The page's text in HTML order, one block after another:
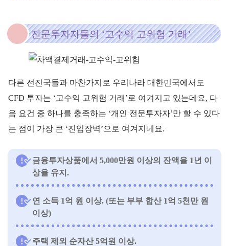
전문투자자들의 ‘고수익 고위험 거래’
다른 선진국들과 마찬가지로 우리나라 대한민국에서도
CFD 투자는 ‘고수익 고위험 거래’로 여겨지고 있는데요, 다
음 요건 중 하나를 충족하는 ‘개인 전문투자자’만 할 수 있다
는 점이 가장 큰 ‘진입장벽’으로 여겨지네요.
금융투자상품에서 5,000만원 이상의 잔액을 1년 이
상을 유지.
연 소득 1억 원 이상. (또는 부부 합산 1억 5천만 원
이상)
주택 제외 순자산 5억원 이상.